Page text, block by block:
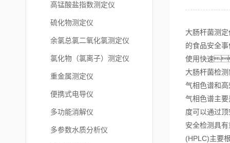
高锰酸盐指数测定仪
硫化物测定仪
余氯总氯二氧化氯测定仪
氯化物（氯离子）测定仪
重金属测定仪
便携式电导仪
多功能消解仪
多参数水质分析仪
大肠杆菌测
的食品安全
使用快速
大肠杆菌检
气相色谱和
气相色谱主
度可以通过
安全检测具
(HPLC)主要